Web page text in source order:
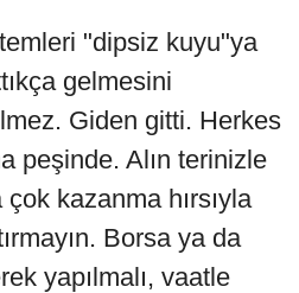
"dipsiz kuyu"ya
gelmesini
Giden gitti. Herkes
peşinde. Alın terinizle
çok kazanma hırsıyla
Borsa ya da
yapılmalı, vaatle